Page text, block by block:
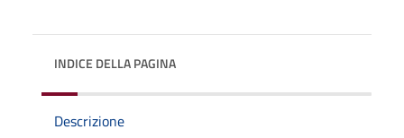
INDICE DELLA PAGINA
Descrizione